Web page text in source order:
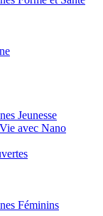
Jeunesse
avec Nano
Féminins